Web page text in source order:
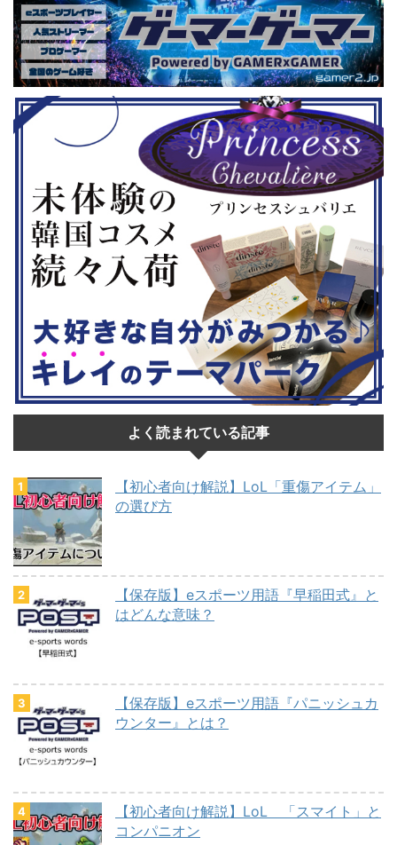
ゲーム、長
ム） 注目
セット』
ホラーゲー
『鉄拳8
しめるイベントになっているようで
す。 ちなみに、ゲストのプロレスラ
ーである蝶野正洋さんは今年60歳に
なるそうです。トークセッションに登
場しますよ。 この記事のポイント ・
大会参加者は60歳以上 ・3地区で予
選あり。予選は8月24日、25日と9月
22日。本戦は9月22日（事前エ ...
クなどが話
売されたば
要チェック
ル」に『ユ
登場！『龍
は、
ンドーeショ
...
よく読まれている記事
【初心者向け解説】LoL「重傷アイテム」
の選び方
【保存版】eスポーツ用語『早稲田式』と
はどんな意味？
【保存版】eスポーツ用語『パニッシュカ
ウンター』とは？
【初心者向け解説】LoL 「スマイト」と
コンパニオン